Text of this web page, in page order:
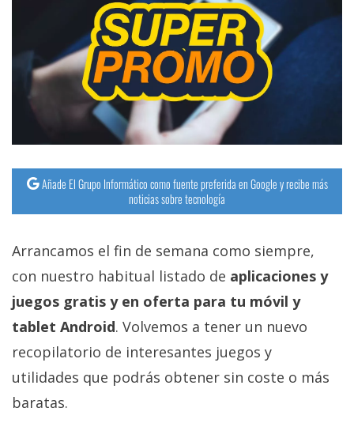
Añade El Grupo Informático como fuente preferida en Google y recibe más
noticias sobre tecnología
Arrancamos el fin de semana como siempre,
con nuestro habitual listado de aplicaciones y
juegos gratis y en oferta para tu móvil y
tablet Android. Volvemos a tener un nuevo
recopilatorio de interesantes juegos y
utilidades que podrás obtener sin coste o más
baratas.